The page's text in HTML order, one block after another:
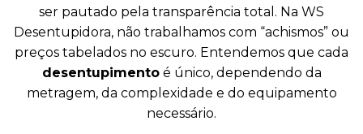
ser pautado pela transparência total. Na WS
Desentupidora, não trabalhamos com “achismos” ou
preços tabelados no escuro. Entendemos que cada
desentupimentoé único, dependendo da
metragem, da complexidade e do equipamento
necessário.